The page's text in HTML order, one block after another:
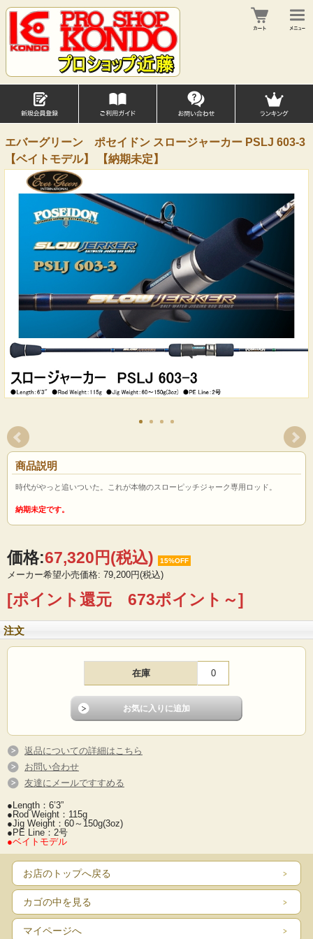
エバーグリーン ポセイドン スロージャーカー PSLJ 603-3
【ベイトモデル】 【納期未定】
商品説明
時代がやっと追いついた。これが本物のスローピッチジャーク専用ロッド。
納期未定です。
価格:67,320円(税込) 15%OFF
メーカー希望小売価格: 79,200円(税込)
[ポイント還元 673ポイント～]
注文
在庫 0
返品についての詳細はこちら
お問い合わせ
友達にメールですすめる
●Length：6’3”
●Rod Weight：115g
●Jig Weight：60～150g(3oz)
●PE Line：2号
●ベイトモデル
お店のトップへ戻る
カゴの中を見る
マイページへ